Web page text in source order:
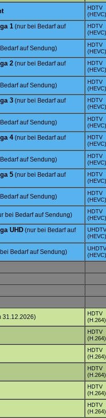
HDTV
(HEVC)
1 (nur bei Bedarf auf
HDTV
(HEVC)
auf Sendung)
HDTV
(HEVC)
2 (nur bei Bedarf auf
HDTV
(HEVC)
auf Sendung)
HDTV
(HEVC)
3 (nur bei Bedarf auf
HDTV
(HEVC)
auf Sendung)
HDTV
(HEVC)
4(nur bei Bedarf auf
HDTV
(HEVC)
auf Sendung)
HDTV
(HEVC)
5 (nur bei Bedarf auf
HDTV
(HEVC)
auf Sendung)
HDTV
(HEVC)
bei Bedarf auf Sendung)
HDTV
(HEVC)
UHD (nur bei Bedarf auf
UHDTV
(HEVC)
Bedarf auf Sendung)
UHDTV
(HEVC)
31.12.2026)
HDTV
(H.264)
HDTV
(H.264)
HDTV
(H.264)
HDTV
(H.264)
HDTV
(H.264)
HDTV
(H.264)